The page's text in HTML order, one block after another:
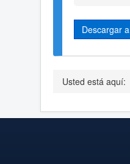
Descargar
Usted está aquí: